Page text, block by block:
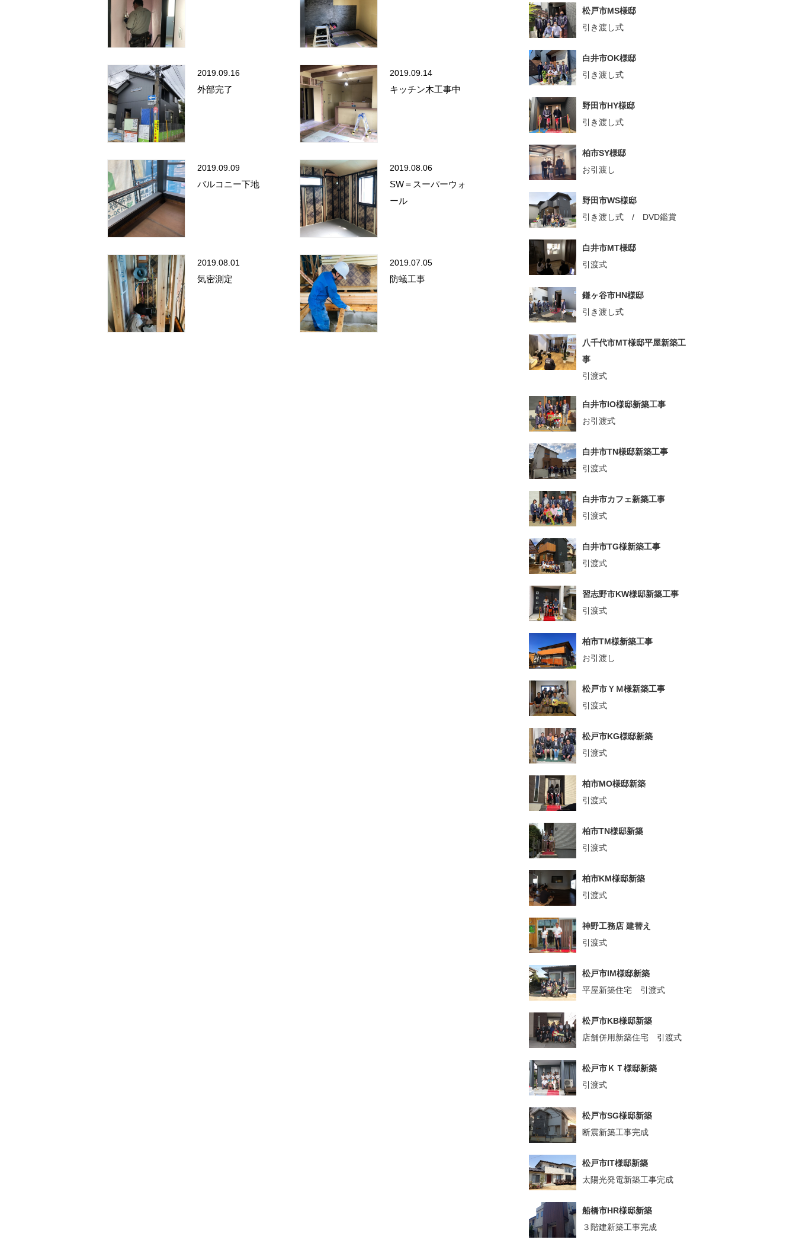
2019.09.16
外部完了
2019.09.14
キッチン木工事中
2019.09.09
バルコニー下地
2019.08.06
SW＝スーパーウォ
ール
2019.08.01
気密測定
2019.07.05
防蟻工事
松戸市MS様邸
引き渡し式
白井市OK様邸
引き渡し式
野田市HY様邸
引き渡し式
柏市SY様邸
お引渡し
野田市WS様邸
引き渡し式 / DVD鑑賞
白井市MT様邸
引渡式
鎌ヶ谷市HN様邸
引き渡し式
八千代市MT様邸平屋新築工
事
引渡式
白井市IO様邸新築工事
お引渡式
白井市TN様邸新築工事
引渡式
白井市カフェ新築工事
引渡式
白井市TG様新築工事
引渡式
習志野市KW様邸新築工事
引渡式
柏市TM様新築工事
お引渡し
松戸市ＹＭ様新築工事
引渡式
松戸市KG様邸新築
引渡式
柏市MO様邸新築
引渡式
柏市TN様邸新築
引渡式
柏市KM様邸新築
引渡式
神野工務店 建替え
引渡式
松戸市IM様邸新築
平屋新築住宅 引渡式
松戸市KB様邸新築
店舗併用新築住宅 引渡式
松戸市ＫＴ様邸新築
引渡式
松戸市SG様邸新築
断震新築工事完成
松戸市IT様邸新築
太陽光発電新築工事完成
船橋市HR様邸新築
３階建新築工事完成